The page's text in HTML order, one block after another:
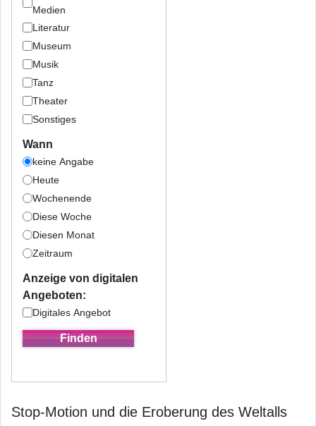
Medien
Literatur
Museum
Musik
Tanz
Theater
Sonstiges
Wann
keine Angabe
Heute
Wochenende
Diese Woche
Diesen Monat
Zeitraum
Anzeige von digitalen
Angeboten:
Digitales Angebot
Stop-Motion und die Eroberung des Weltalls